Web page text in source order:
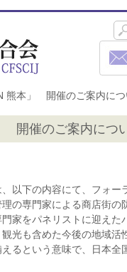
熊本」 開催のご案内に
開催のご案内につ
以下の内容にて、フォー
の専門家による商店街の
家をパネリストに迎えた
光も含めた今後の地域
るという意味で、日本